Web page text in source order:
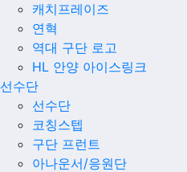
캐치프레이즈
연혁
역대 구단 로고
HL 안양 아이스링크
선수단
선수단
코칭스텝
구단 프런트
아나운서/응원단